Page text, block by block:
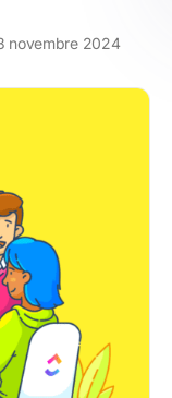
novembre 2024